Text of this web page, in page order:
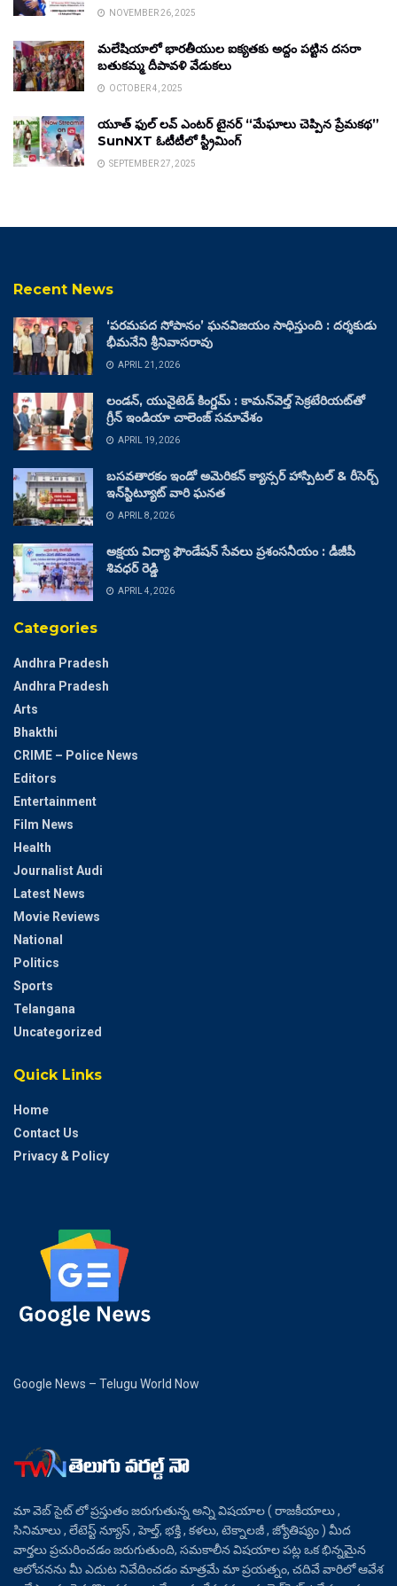
NOVEMBER 26, 2025
మలేషియాలో భారతీయుల ఐక్యతకు అద్దం పట్టిన దసరా
బతుకమ్మ దీపావళి వేడుకలు
OCTOBER 4, 2025
యూత్ ఫుల్ లవ్ ఎంటర్ టైనర్ “మేఘాలు చెప్పిన ప్రేమకథ”
SunNXT ఓటీటీలో స్ట్రీమింగ్
SEPTEMBER 27, 2025
Recent News
‘పరమపద సోపానం’ ఘనవిజయం సాధిస్తుంది : దర్శకుడు
భీమనేని శ్రీనివాసరావు
APRIL 21, 2026
లండన్, యునైటెడ్ కింగ్డమ్ : కామన్‌వెల్త్ సెక్రటేరియట్‌తో
గ్రీన్ ఇండియా చాలెంజ్ సమావేశం
APRIL 19, 2026
బసవతారకం ఇండో అమెరికన్ క్యాన్సర్ హాస్పిటల్ & రీసెర్చ్
ఇన్‌స్టిట్యూట్ వారి ఘనత
APRIL 8, 2026
అక్షయ విద్యా ఫౌండేషన్ సేవలు ప్రశంసనీయం : డీజీపీ
శివధర్ రెడ్డి
APRIL 4, 2026
Categories
Andhra Pradesh
Andhra Pradesh
Arts
Bhakthi
CRIME – Police News
Editors
Entertainment
Film News
Health
Journalist Audi
Latest News
Movie Reviews
National
Politics
Sports
Telangana
Uncategorized
Quick Links
Home
Contact Us
Privacy & Policy
Google News – Telugu World Now
మా వెబ్ సైట్ లో ప్రస్తుతం జరుగుతున్న అన్ని విషయాల ( రాజకీయాలు ,
సినిమాలు , లేటెస్ట్ న్యూస్ , హెల్త్, భక్తి , కళలు, టెక్నాలజీ , జ్యోతిష్యం ) మీద
వార్తలు ప్రచురించడం జరుగుతుంది, సమకాలీన విషయాల పట్ల ఒక భిన్నమైన
ఆలోచనను మీ ఎదుట నివేదించడం మాత్రమే మా ప్రయత్నం, చదివే వారిలో ఆవేశ